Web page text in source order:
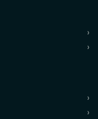
›
›
›
›